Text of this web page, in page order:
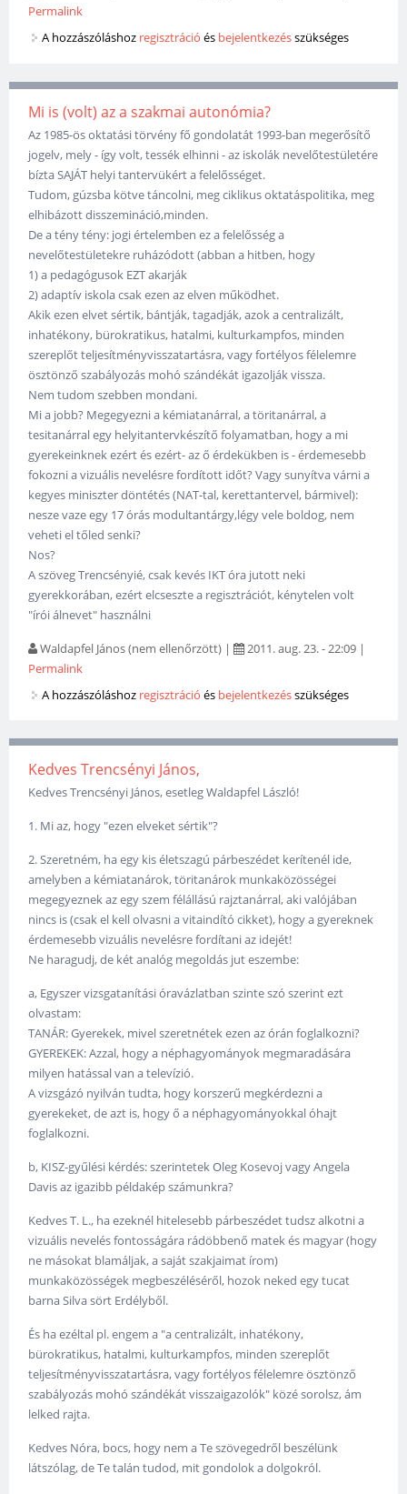
Permalink
A hozzászóláshoz regisztráció és bejelentkezésszükséges
Mi is (volt) az a szakmai autonómia?
Az 1985-ös oktatási törvény fő gondolatát 1993-ban megerősítő
jogelv, mely - így volt, tessék elhinni - az iskolák nevelőtestületére
bízta SAJÁT helyi tantervükért a felelősséget.
Tudom, gúzsba kötve táncolni, meg ciklikus oktatáspolitika, meg
elhibázott disszemináció,minden.
De a tény tény: jogi értelemben ez a felelősség a
nevelőtestületekre ruházódott (abban a hitben, hogy
1) a pedagógusok EZT akarják
2) adaptív iskola csak ezen az elven működhet.
Akik ezen elvet sértik, bántják, tagadják, azok a centralizált,
inhatékony, bürokratikus, hatalmi, kulturkampfos, minden
szereplőt teljesítményvisszatartásra, vagy fortélyos félelemre
ösztönző szabályozás mohó szándékát igazolják vissza.
Nem tudom szebben mondani.
Mi a jobb? Megegyezni a kémiatanárral, a töritanárral, a
tesitanárral egy helyitantervkészítő folyamatban, hogy a mi
gyerekeinknek ezért és ezért- az ő érdekükben is - érdemesebb
fokozni a vizuális nevelésre fordított időt? Vagy sunyítva várni a
kegyes miniszter döntétés (NAT-tal, kerettantervel, bármivel):
nesze vaze egy 17 órás modultantárgy,légy vele boldog, nem
veheti el tőled senki?
Nos?
A szöveg Trencsényié, csak kevés IKT óra jutott neki
gyerekkorában, ezért elcseszte a regisztrációt, kénytelen volt
"írói álnevet" használni
Waldapfel János (nem ellenőrzött) | 2011. aug. 23. - 22:09 |
Permalink
A hozzászóláshoz regisztráció és bejelentkezésszükséges
Kedves Trencsényi János,
Kedves Trencsényi János, esetleg Waldapfel László!
1. Mi az, hogy "ezen elveket sértik"?
2. Szeretném, ha egy kis életszagú párbeszédet kerítenél ide,
amelyben a kémiatanárok, töritanárok munkaközösségei
megegyeznek az egy szem félállású rajztanárral, aki valójában
nincs is (csak el kell olvasni a vitaindító cikket), hogy a gyereknek
érdemesebb vizuális nevelésre fordítani az idejét!
Ne haragudj, de két analóg megoldás jut eszembe:
a, Egyszer vizsgatanítási óravázlatban szinte szó szerint ezt
olvastam:
TANÁR: Gyerekek, mivel szeretnétek ezen az órán foglalkozni?
GYEREKEK: Azzal, hogy a néphagyományok megmaradására
milyen hatással van a televízió.
A vizsgázó nyilván tudta, hogy korszerű megkérdezni a
gyerekeket, de azt is, hogy ő a néphagyományokkal óhajt
foglalkozni.
b, KISZ-gyűlési kérdés: szerintetek Oleg Kosevoj vagy Angela
Davis az igazibb példakép számunkra?
Kedves T. L., ha ezeknél hitelesebb párbeszédet tudsz alkotni a
vizuális nevelés fontosságára rádöbbenő matek és magyar (hogy
ne másokat blamáljak, a saját szakjaimat írom)
munkaközösségek megbeszéléséről, hozok neked egy tucat
barna Silva sört Erdélyből.
És ha ezéltal pl. engem a "a centralizált, inhatékony,
bürokratikus, hatalmi, kulturkampfos, minden szereplőt
teljesítményvisszatartásra, vagy fortélyos félelemre ösztönző
szabályozás mohó szándékát visszaigazolók" közé sorolsz, ám
lelked rajta.
Kedves Nóra, bocs, hogy nem a Te szövegedről beszélünk
látszólag, de Te talán tudod, mit gondolok a dolgokról.